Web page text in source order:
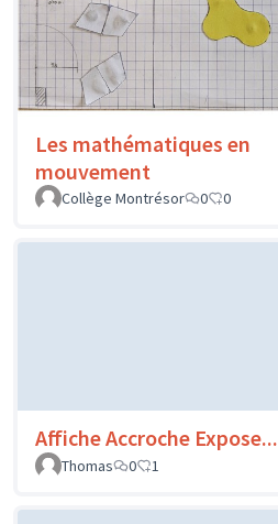
Les mathématiques en
mouvement
Collège Montrésor
0 0
Affiche Accroche Expose...
Thomas
0 1